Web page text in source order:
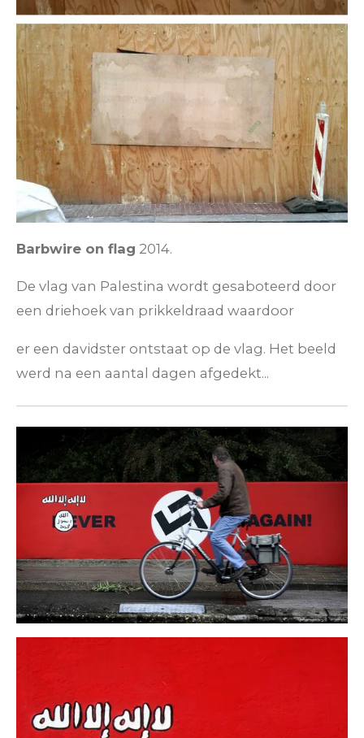
Barbwire on flag 2014.
De vlag van Palestina wordt gesaboteerd door
een driehoek van prikkeldraad waardoor
er een davidster ontstaat op de vlag. Het beeld
werd na een aantal dagen afgedekt...